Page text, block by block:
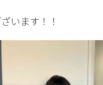
います！！